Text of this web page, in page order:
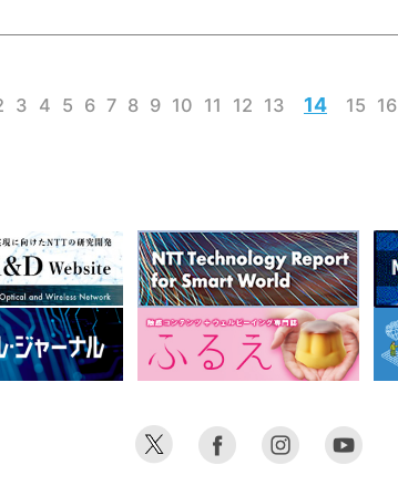
ツ
行役員研究企画部門長の講演を基に構
3 4 5 6 7 8 9 10 11 12 13 14 15 16